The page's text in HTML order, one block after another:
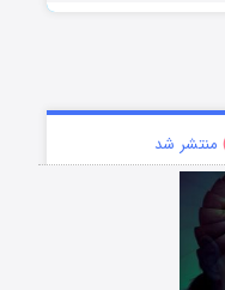
منتشر شد